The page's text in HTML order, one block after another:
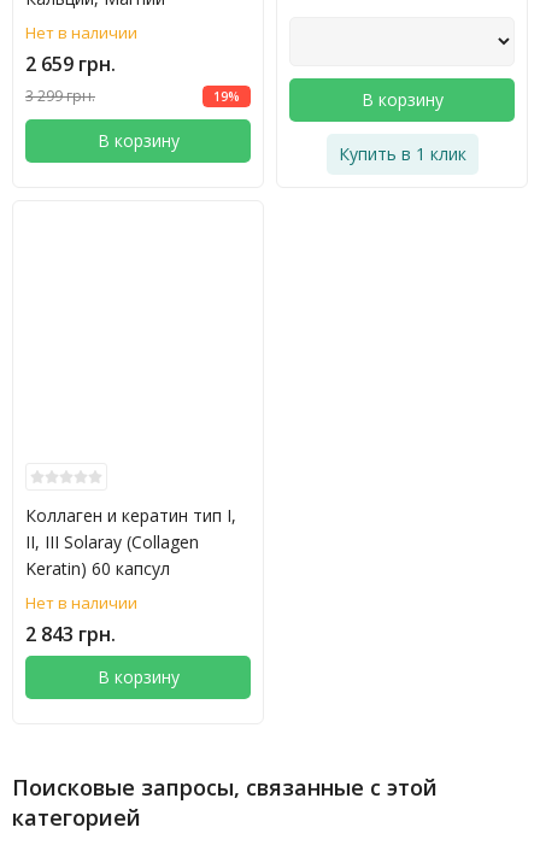
Нет в наличии
2 659 грн.
3 299 грн. 19%
В корзину
В корзину
Купить в 1 клик
Коллаген и кератин тип I,
II, III Solaray (Collagen
Keratin) 60 капсул
Нет в наличии
2 843 грн.
В корзину
Поисковые запросы, связанные с этой
категорией